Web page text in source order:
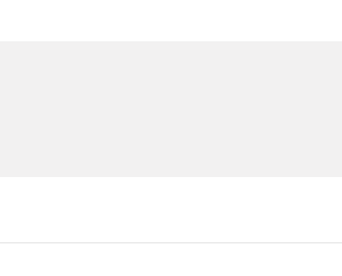
サポート制度
のプロジェクト